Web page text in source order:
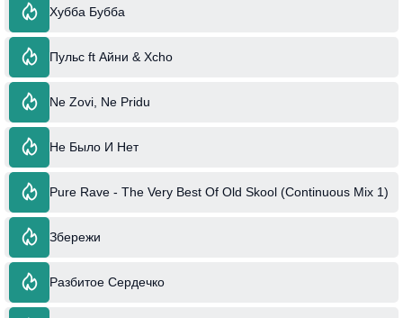
Хубба Бубба
Пульс ft Айни & Xcho
Ne Zovi, Ne Pridu
Не Было И Нет
Pure Rave - The Very Best Of Old Skool (Continuous Mix 1)
Збережи
Разбитое Сердечко